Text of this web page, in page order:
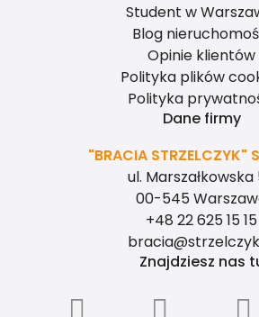
Student w
Blog
Opinie klientów
Polityka plików
Polityka
Dane firmy
"BRACIA STRZELCZYK"
ul. Marszałkowska
00-545
+48 22 625 15 15
Znajdziesz nas